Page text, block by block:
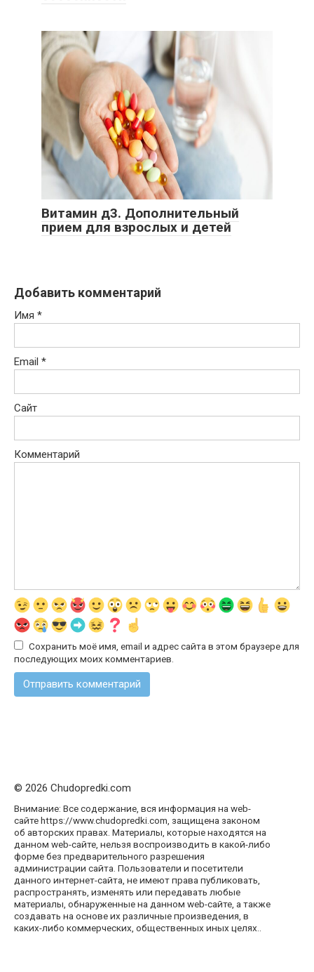
Витамин д3. Дополнительный
прием для взрослых и детей
Добавить комментарий
Имя *
Email *
Сайт
Комментарий
Сохранить моё имя, email и адрес сайта в этом браузере для
последующих моих комментариев.
© 2026 Chudopredki.com
Внимание: Все содержание, вся информация на web-
сайте https://www.chudopredki.com, защищена законом
об авторских правах. Материалы, которые находятся на
данном web-сайте, нельзя воспроизводить в какой-либо
форме без предварительного разрешения
администрации сайта. Пользователи и посетители
данного интернет-сайта, не имеют права публиковать,
распространять, изменять или передавать любые
материалы, обнаруженные на данном web-сайте, а также
создавать на основе их различные произведения, в
каких-либо коммерческих, общественных иных целях..